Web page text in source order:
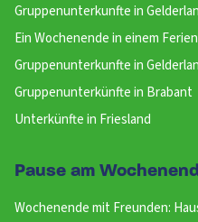
Gruppenunterkunfte in
Ein Wochenende in einem
Gruppenunterkunfte in
Gruppenunterkünfte in Brabant
Unterkünfte in Friesland
Pause am
Wochenende mit Freunden: